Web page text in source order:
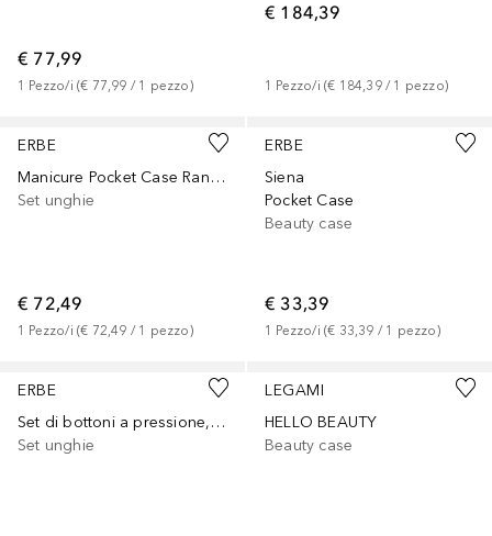
€ 77,99
1 Pezzo/i (€ 77,99 / 1 pezzo)
€ 184,39
1 Pezzo/i (€ 184,39 / 1 pezzo)
ERBE
Manicure Pocket Case Range "Mountain Bear", brown, 5 pcs.
Set unghie
€ 72,49
1 Pezzo/i (€ 72,49 / 1 pezzo)
ERBE
Siena
Pocket Case
Beauty case
€ 33,39
1 Pezzo/i (€ 33,39 / 1 pezzo)
ERBE
Set di bottoni a pressione, 5 pezzi, blu mare
Set unghie
LEGAMI
HELLO BEAUTY
Beauty case